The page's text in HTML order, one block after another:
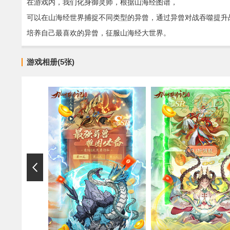
在游戏内，我们化身御灵师，根据山海经图谱，
可以在山海经世界捕捉不同类型的异曾，通过异曾对战吞噬提升
培养自己最喜欢的异曾，征服山海经大世界。
游戏相册(5张)